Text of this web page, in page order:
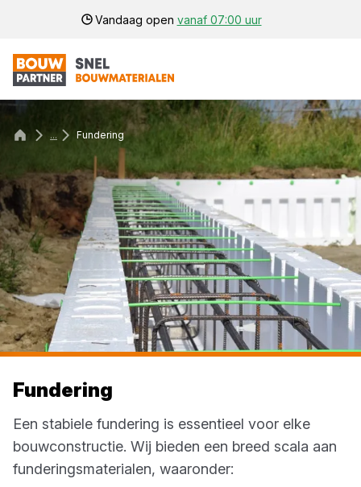
Vandaag open vanaf 07:00 uur
... Fundering
Fundering
Een stabiele fundering is essentieel voor elke
bouwconstructie. Wij bieden een breed scala aan
funderingsmaterialen, waaronder: